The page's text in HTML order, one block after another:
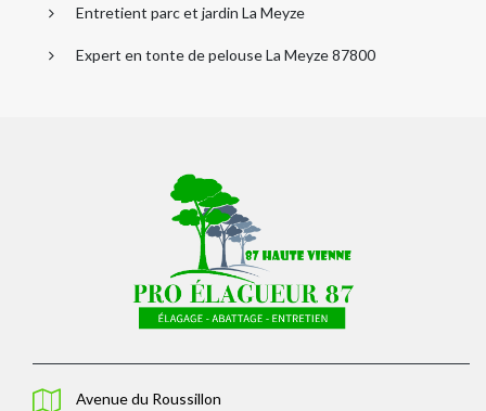
Entretient parc et jardin La Meyze
Expert en tonte de pelouse La Meyze 87800
Avenue du Roussillon